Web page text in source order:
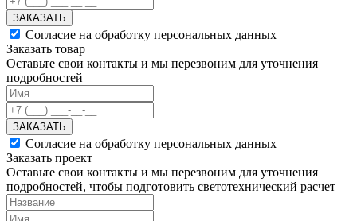
ЗАКАЗАТЬ
Согласие на обработку персональных данных
Заказать товар
Оставьте свои контакты и мы перезвоним для уточнения
подробностей
ЗАКАЗАТЬ
Согласие на обработку персональных данных
Заказать проект
Оставьте свои контакты и мы перезвоним для уточнения
подробностей, чтобы подготовить светотехнический расчет